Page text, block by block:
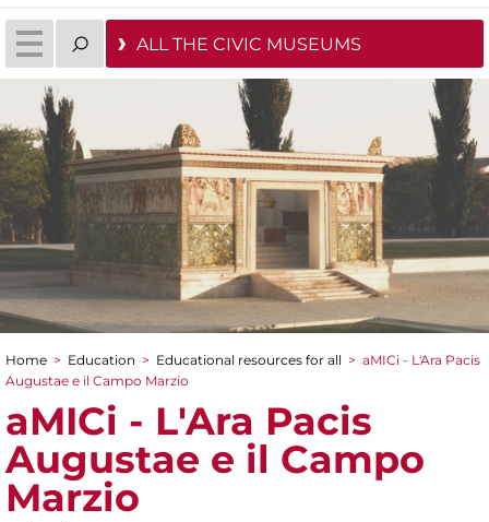
ALL THE CIVIC MUSEUMS
You are here
Home > Education > Educational resources for all > aMICi - L'Ara Pacis
Augustae e il Campo Marzio
aMICi - L'Ara Pacis
Augustae e il Campo
Marzio